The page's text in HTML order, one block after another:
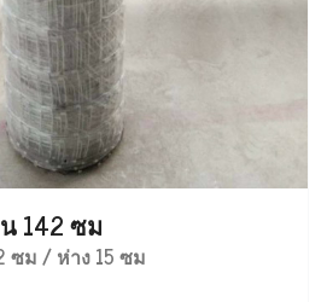
142 ซม
ซม / ห่าง 15 ซม